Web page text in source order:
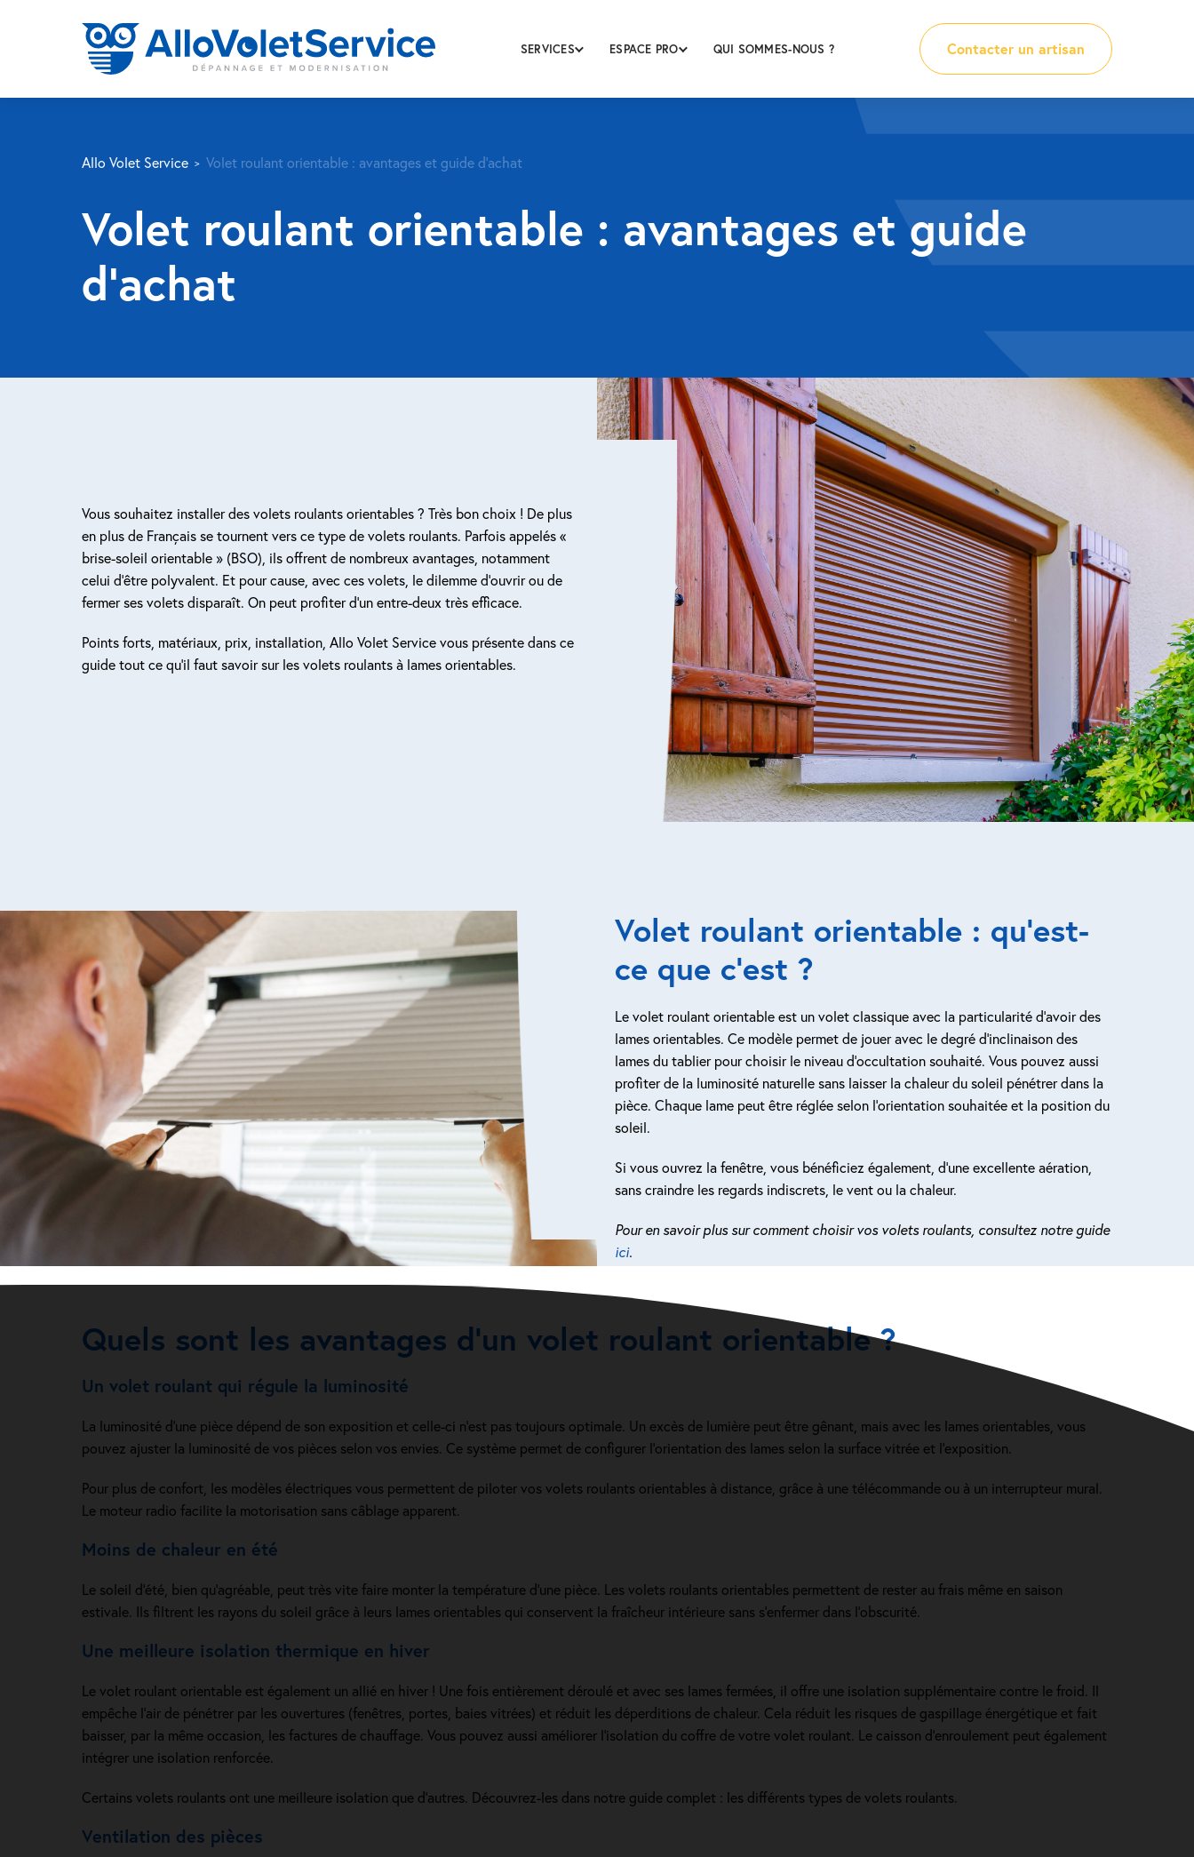
SERVICES ESPACE PRO QUI SOMMES-NOUS ? Contacter un artisan
Allo Volet Service Volet roulant orientable : avantages et guide d’achat
Volet roulant orientable : avantages et guide
d’achat
Vous souhaitez installer des volets roulants orientables ? Très bon choix ! De plus
en plus de Français se tournent vers ce type de volets roulants. Parfois appelés «
brise-soleil orientable » (BSO), ils offrent de nombreux avantages, notamment
celui d’être polyvalent. Et pour cause, avec ces volets, le dilemme d’ouvrir ou de
fermer ses volets disparaît. On peut profiter d’un entre-deux très efficace.
Points forts, matériaux, prix, installation, Allo Volet Service vous présente dans ce
guide tout ce qu’il faut savoir sur les volets roulants à lames orientables.
Volet roulant orientable : qu’est-
ce que c’est ?
Le volet roulant orientable est un volet classique avec la particularité d’avoir des
lames orientables. Ce modèle permet de jouer avec le degré d’inclinaison des
lames du tablier pour choisir le niveau d’occultation souhaité. Vous pouvez aussi
profiter de la luminosité naturelle sans laisser la chaleur du soleil pénétrer dans la
pièce. Chaque lame peut être réglée selon l’orientation souhaitée et la position du
soleil.
Si vous ouvrez la fenêtre, vous bénéficiez également, d’une excellente aération,
sans craindre les regards indiscrets, le vent ou la chaleur.
Pour en savoir plus sur comment choisir vos volets roulants, consultez notre guide
ici.
Quels sont les avantages d’un volet roulant orientable ?
Un volet roulant qui régule la luminosité
La luminosité d’une pièce dépend de son exposition et celle-ci n’est pas toujours optimale. Un excès de lumière peut être gênant, mais avec les lames orientables, vous
pouvez ajuster la luminosité de vos pièces selon vos envies. Ce système permet de configurer l’orientation des lames selon la surface vitrée et l’exposition.
Pour plus de confort, les modèles électriques vous permettent de piloter vos volets roulants orientables à distance, grâce à une télécommande ou à un interrupteur mural.
Le moteur radio facilite la motorisation sans câblage apparent.
Moins de chaleur en été
Le soleil d’été, bien qu’agréable, peut très vite faire monter la température d’une pièce. Les volets roulants orientables permettent de rester au frais même en saison
estivale. Ils filtrent les rayons du soleil grâce à leurs lames orientables qui conservent la fraîcheur intérieure sans s’enfermer dans l’obscurité.
Une meilleure isolation thermique en hiver
Le volet roulant orientable est également un allié en hiver ! Une fois entièrement déroulé et avec ses lames fermées, il offre une isolation supplémentaire contre le froid. Il
empêche l’air de pénétrer par les ouvertures (fenêtres, portes, baies vitrées) et réduit les déperditions de chaleur. Cela réduit les risques de gaspillage énergétique et fait
baisser, par la même occasion, les factures de chauffage. Vous pouvez aussi améliorer l’isolation du coffre de votre volet roulant. Le caisson d’enroulement peut également
intégrer une isolation renforcée.
Certains volets roulants ont une meilleure isolation que d’autres. Découvrez-les dans notre guide complet : les différents types de volets roulants.
Ventilation des pièces